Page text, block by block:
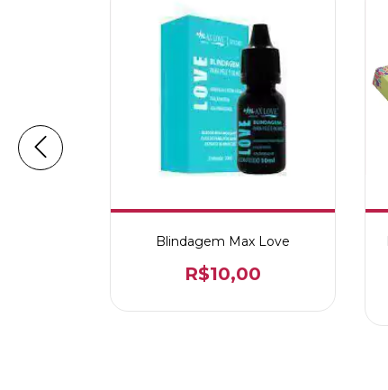
Blindagem Max Love
R$10,00